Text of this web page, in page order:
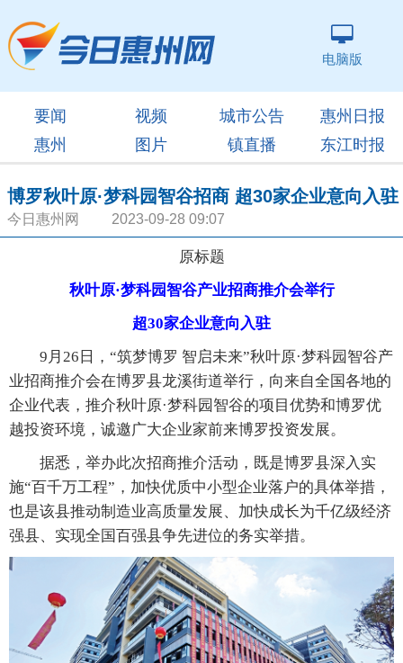
电脑版
要闻 视频 城市公告
惠州日报
惠州
图片 镇直播 东江时报
博罗秋叶原·梦科园智谷招商 超30家企业意向入驻
今日惠州网 2023-09-28 09:07
原标题
秋叶原·梦科园智谷产业招商推介会举行
超30家企业意向入驻
9月26日，“筑梦博罗 智启未来”秋叶原·梦科园智谷产
业招商推介会在博罗县龙溪街道举行，向来自全国各地的
企业代表，推介秋叶原·梦科园智谷的项目优势和博罗优
越投资环境，诚邀广大企业家前来博罗投资发展。
据悉，举办此次招商推介活动，既是博罗县深入实
施“百千万工程”，加快优质中小型企业落户的具体举措，
也是该县推动制造业高质量发展、加快成长为千亿级经济
强县、实现全国百强县争先进位的务实举措。